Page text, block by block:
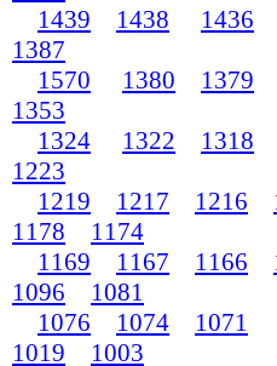
1439
1438 1436
1387
1570
1380 1379
1353
1324
1322 1318
1223
1219
1217 1216
1178
1174
1169
1167 1166
1096
1081
1076
1074 1071
1019
1003